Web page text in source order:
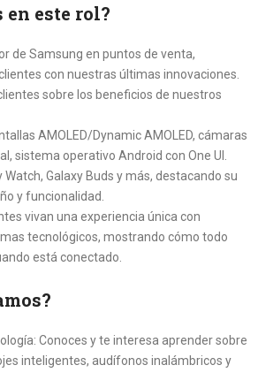
en este rol?
de Samsung en puntos de venta,
con nuestras últimas innovaciones.
sobre los beneficios de nuestros
AMOLED/Dynamic AMOLED, cámaras
sistema operativo Android con One UI.
Watch, Galaxy Buds y más, destacando su
y funcionalidad.
vivan una experiencia única con
tecnológicos, mostrando cómo todo
está conectado.
Conoces y te interesa aprender sobre
inteligentes, audífonos inalámbricos y